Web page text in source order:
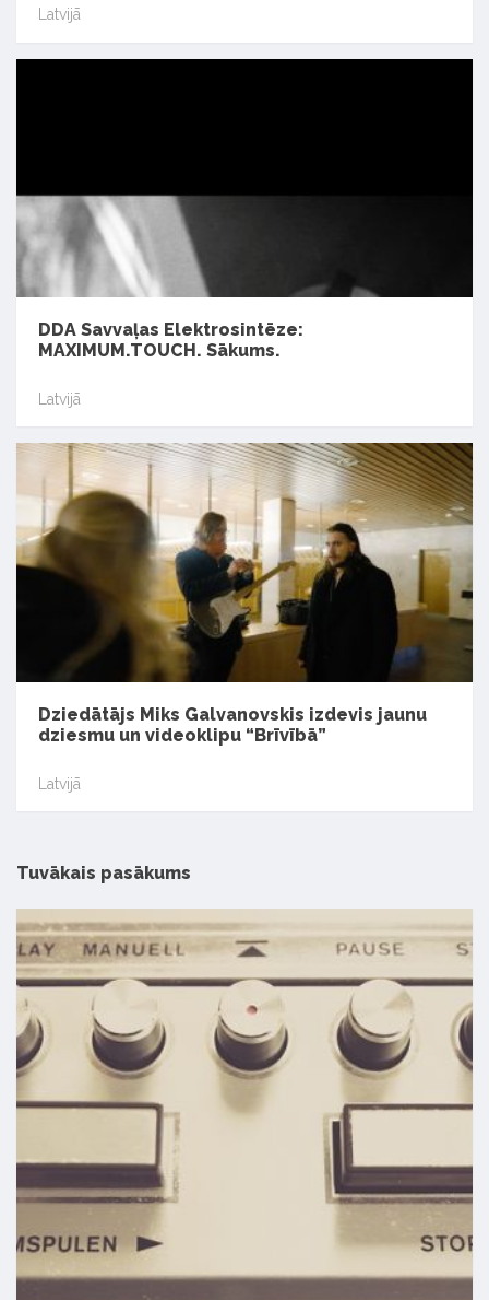
Latvijā
DDA Savvaļas Elektrosintēze:
MAXIMUM.TOUCH. Sākums.
Latvijā
Dziedātājs Miks Galvanovskis izdevis jaunu
dziesmu un videoklipu “Brīvībā”
Latvijā
Tuvākais pasākums